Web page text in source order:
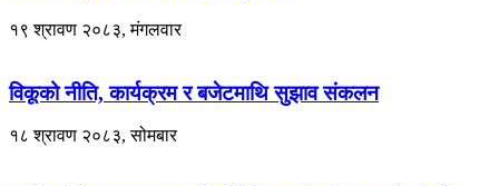
१९ श्रावण २०८३, मंगलवार
विकूको नीति, कार्यक्रम र बजेटमाथि सुझाव संकलन
१८ श्रावण २०८३, सोमबार